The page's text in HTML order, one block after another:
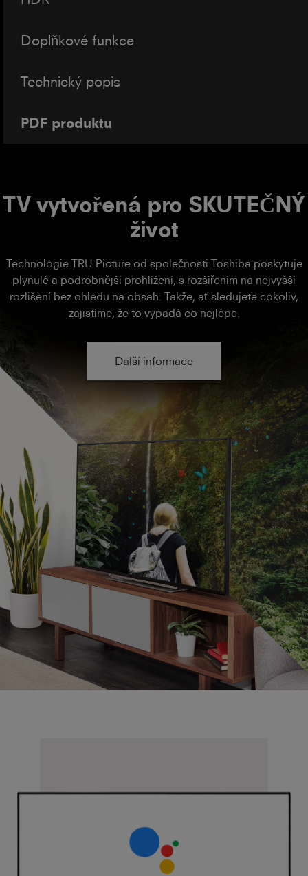
Doplňkové funkce
Technický popis
PDF produktu
TV vytvořená pro SKUTEČNÝ
život
Technologie TRU Picture od společnosti Toshiba poskytuje
plynulé a podrobnější prohlížení, s rozšířením na nejvyšší
rozlišení bez ohledu na obsah. Takže, ať sledujete cokoliv,
zajistíme, že to vypadá co nejlépe.
Další informace